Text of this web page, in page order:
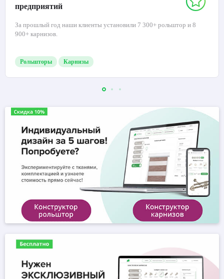
предприятий
За прошлый год наши клиенты установили 7 300+ рольштор и 8
900+ карнизов.
Рольшторы Карнизы